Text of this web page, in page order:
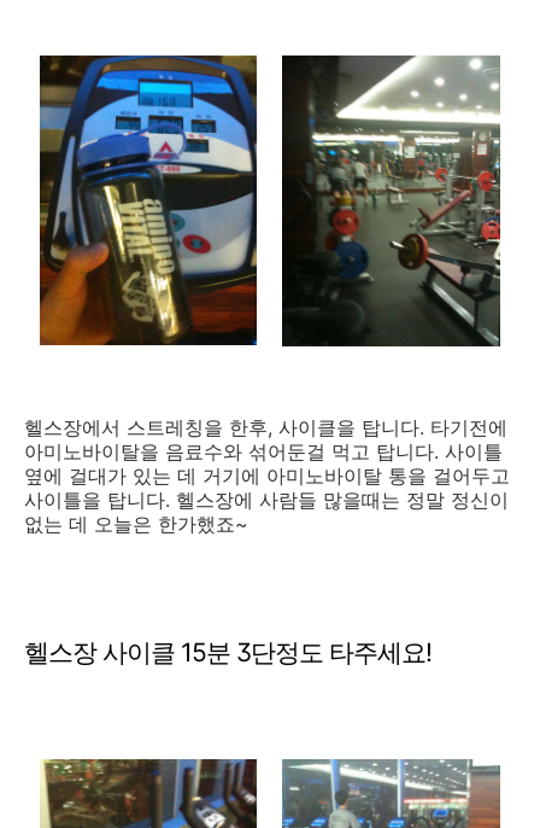
헬스장에서 스트레칭을 한후, 사이클을 탑니다. 타기전에
아미노바이탈을 음료수와 섞어둔걸 먹고 탑니다. 사이틀
옆에 걸대가 있는 데 거기에 아미노바이탈 통을 걸어두고
사이틀을 탑니다. 헬스장에 사람들 많을때는 정말 정신이
없는 데 오늘은 한가했죠~
헬스장 사이클 15분 3단정도 타주세요!